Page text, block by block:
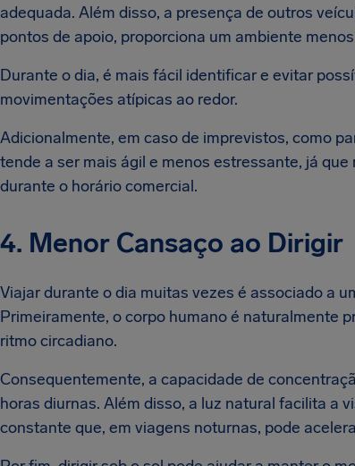
adequada. Além disso, a presença de outros
pontos de apoio, proporciona um ambiente
Durante o dia, é mais fácil identificar e evitar
movimentações atípicas ao redor.
Adicionalmente, em caso de imprevistos, como
tende a ser mais ágil e menos estressante, já
durante o horário comercial.
4. Menor Cansaço ao Dirigir
Viajar durante o dia muitas vezes é associado a
Primeiramente, o corpo humano é naturalmente
ritmo circadiano.
Consequentemente, a capacidade de
horas diurnas. Além disso, a luz natural facilita a
constante que, em viagens noturnas, pode